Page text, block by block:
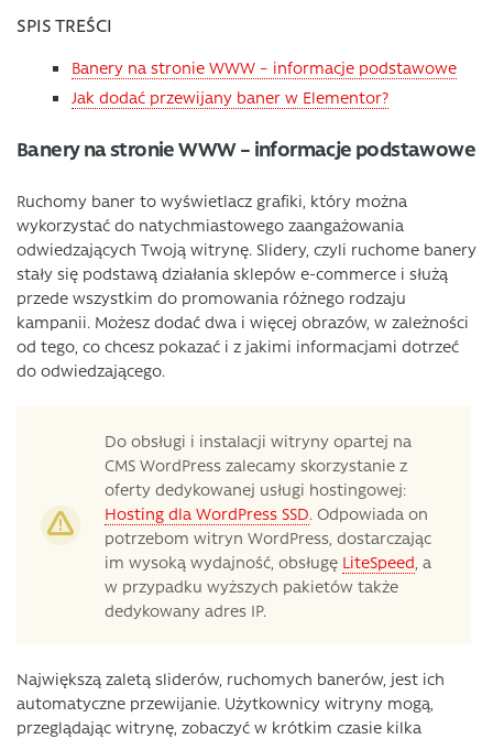
SPIS TREŚCI
Banery na stronie WWW – informacje podstawowe
Jak dodać przewijany baner w Elementor?
Banery na stronie WWW – informacje podstawowe
Ruchomy baner to wyświetlacz grafiki, który można
wykorzystać do natychmiastowego zaangażowania
odwiedzających Twoją witrynę. Slidery, czyli ruchome banery
stały się podstawą działania sklepów e-commerce i służą
przede wszystkim do promowania różnego rodzaju
kampanii. Możesz dodać dwa i więcej obrazów, w zależności
od tego, co chcesz pokazać i z jakimi informacjami dotrzeć
do odwiedzającego.
Do obsługi i instalacji witryny opartej na
CMS WordPress zalecamy skorzystanie z
oferty dedykowanej usługi hostingowej:
Hosting dla WordPress SSD. Odpowiada on
potrzebom witryn WordPress, dostarczając
im wysoką wydajność, obsługę LiteSpeed, a
w przypadku wyższych pakietów także
dedykowany adres IP.
Największą zaletą sliderów, ruchomych banerów, jest ich
automatyczne przewijanie. Użytkownicy witryny mogą,
przeglądając witrynę, zobaczyć w krótkim czasie kilka